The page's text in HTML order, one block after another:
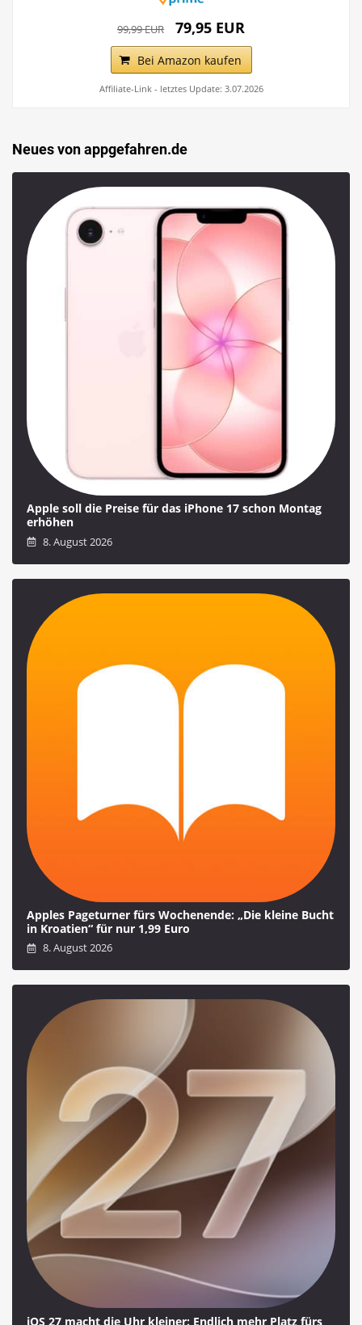
99,99 EUR 79,95 EUR
Bei Amazon kaufen
Affiliate-Link - letztes Update: 3.07.2026
Neues von appgefahren.de
Apple soll die Preise für das iPhone 17 schon Montag
erhöhen
8. August 2026
Apples Pageturner fürs Wochenende: „Die kleine Bucht
in Kroatien“ für nur 1,99 Euro
8. August 2026
iOS 27 macht die Uhr kleiner: Endlich mehr Platz fürs